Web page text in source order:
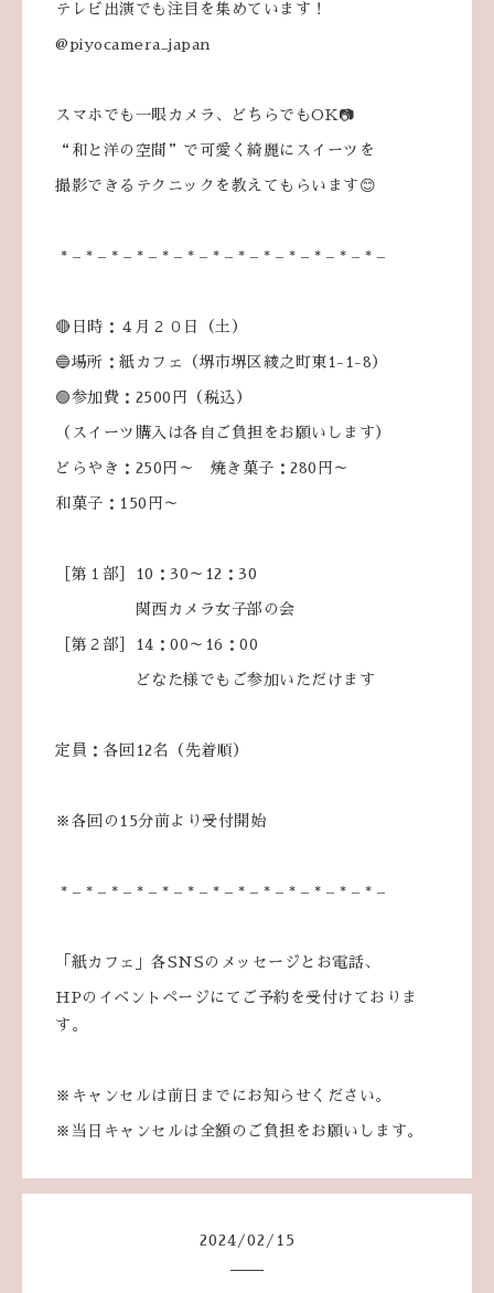
テレビ出演でも注目を集めています！
@piyocamera_japan
スマホでも一眼カメラ、どちらでもOK📷
“和と洋の空間”で可愛く綺麗にスイーツを
撮影できるテクニックを教えてもらいます😊
* – * – * – * – * – * – * – * – * – * – * – * – * –
🔴日時：４月２０日（土）
🔵場所：紙カフェ（堺市堺区綾之町東1-1-8）
🟢参加費：2500円（税込）
（スイーツ購入は各自ご負担をお願いします）
どらやき：250円～ 焼き菓子：280円～
和菓子：150円～
［第１部］10：30～12：30
関西カメラ女子部の会
［第２部］14：00～16：00
どなた様でもご参加いただけます
定員：各回12名（先着順）
※各回の15分前より受付開始
* – * – * – * – * – * – * – * – * – * – * – * – * –
「紙カフェ」各SNSのメッセージとお電話、
HPのイベントページにてご予約を受付けておりま
す。
※キャンセルは前日までにお知らせください。
※当日キャンセルは全額のご負担をお願いします。
2024 /02 / 15